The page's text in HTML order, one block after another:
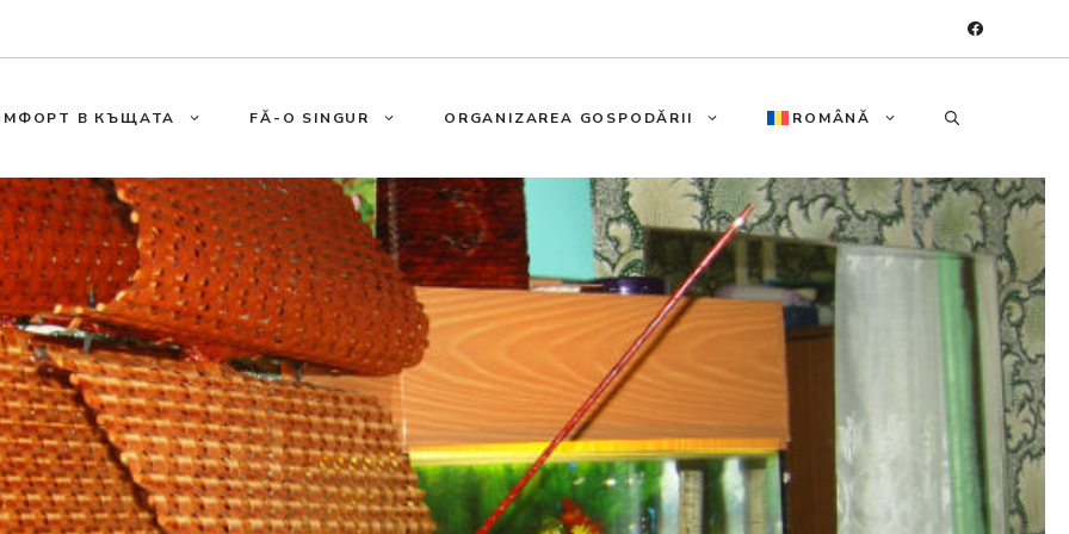
В КЪЩАТА FĂ-O SINGUR ORGANIZAREA GOSPODĂRII ROMÂNĂ